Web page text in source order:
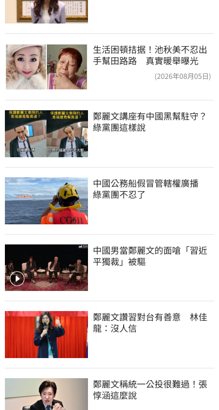
生活困頓拮据！池秋美不忍出
手幫田路路 真實暖舉曝光
(2026年08月05日)
鄭麗文講座有中國黑幫駐守？
綠黨團這樣說
中國公務船假冒管轄權廣播
綠黨團不忍了
中國男當鄭麗文的面嗆「習近
平獨裁」被驅
鄭麗文讚習對台有善意　林佳
龍：沒人信
鄭麗文稱統一公投很難過！張
惇涵這麼說